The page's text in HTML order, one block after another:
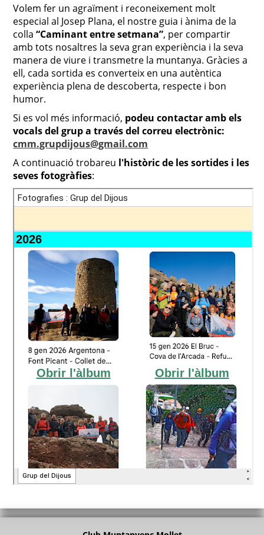
Volem fer un agraïment i reconeixement molt
especial al Josep Plana, el nostre guia i ànima de la
colla“Caminant entre setmana”, per compartir
amb tots nosaltres la seva gran experiència i la seva
manera de viure i transmetre la muntanya. Gràcies a
ell, cada sortida es converteix en una autèntica
experiència plena de descoberta, respecte i bon
humor.
Si es vol més informació, podeu contactar amb els
vocals del grup a través del correu electrònic:
cmm.grupdijous@gmail.com
A continuació trobareu l'històric de les sortides i les
seves fotogràfies: